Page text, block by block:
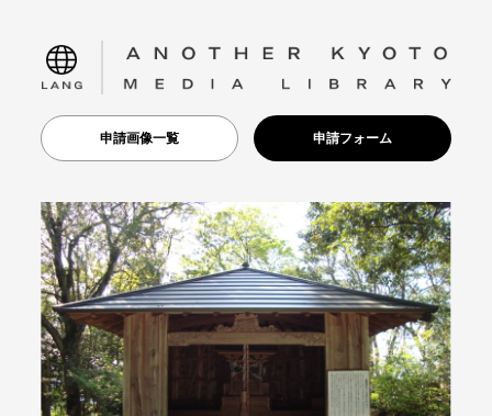
language
申請画像一覧 申請フォーム